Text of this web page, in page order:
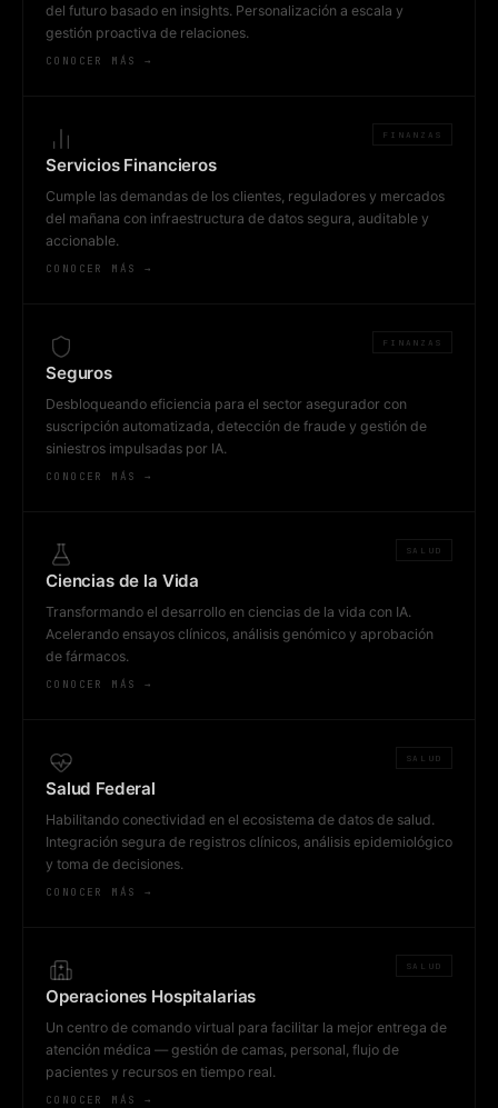
del futuro basado en insights. Personalización a escala y
gestión proactiva de relaciones.
CONOCER MÁS →
FINANZAS
Servicios Financieros
Cumple las demandas de los clientes, reguladores y mercados
del mañana con infraestructura de datos segura, auditable y
accionable.
CONOCER MÁS →
FINANZAS
Seguros
Desbloqueando eficiencia para el sector asegurador con
suscripción automatizada, detección de fraude y gestión de
siniestros impulsadas por IA.
CONOCER MÁS →
SALUD
Ciencias de la Vida
Transformando el desarrollo en ciencias de la vida con IA.
Acelerando ensayos clínicos, análisis genómico y aprobación
de fármacos.
CONOCER MÁS →
SALUD
Salud Federal
Habilitando conectividad en el ecosistema de datos de salud.
Integración segura de registros clínicos, análisis epidemiológico
y toma de decisiones.
CONOCER MÁS →
SALUD
Operaciones Hospitalarias
Un centro de comando virtual para facilitar la mejor entrega de
atención médica — gestión de camas, personal, flujo de
pacientes y recursos en tiempo real.
CONOCER MÁS →